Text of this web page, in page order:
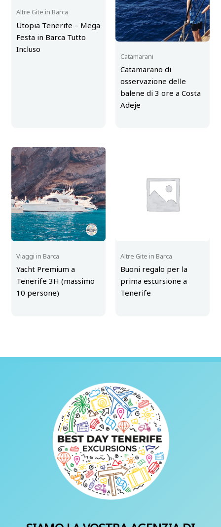
Altre Gite in Barca
Utopia Tenerife – Mega
Festa in Barca Tutto
Incluso
Catamarani
Catamarano di
osservazione delle
balene di 3 ore a Costa
Adeje
Viaggi in Barca
Yacht Premium a
Tenerife 3H (massimo
10 persone)
Altre Gite in Barca
Buoni regalo per la
prima escursione a
Tenerife